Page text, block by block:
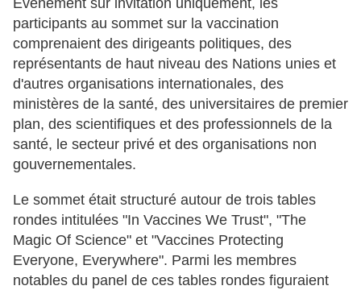
Événement sur invitation uniquement, les
participants au sommet sur la vaccination
comprenaient des dirigeants politiques, des
représentants de haut niveau des Nations unies et
d'autres organisations internationales, des
ministères de la santé, des universitaires de premier
plan, des scientifiques et des professionnels de la
santé, le secteur privé et des organisations non
gouvernementales.
Le sommet était structuré autour de trois tables
rondes intitulées "In Vaccines We Trust", "The
Magic Of Science" et "Vaccines Protecting
Everyone, Everywhere". Parmi les membres
notables du panel de ces tables rondes figuraient